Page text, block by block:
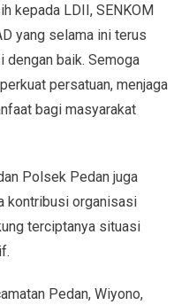
kepada LDII, SENKOM
yang selama ini terus
dengan baik. Semoga
persatuan, menjaga
bagi masyarakat
Polsek Pedan juga
kontribusi organisasi
terciptanya situasi
Pedan, Wiyono,